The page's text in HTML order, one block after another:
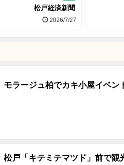
松戸経済新聞
2026/7/27
モラージュ柏でカキ小屋イベ
松戸「キテミテマツド」前で